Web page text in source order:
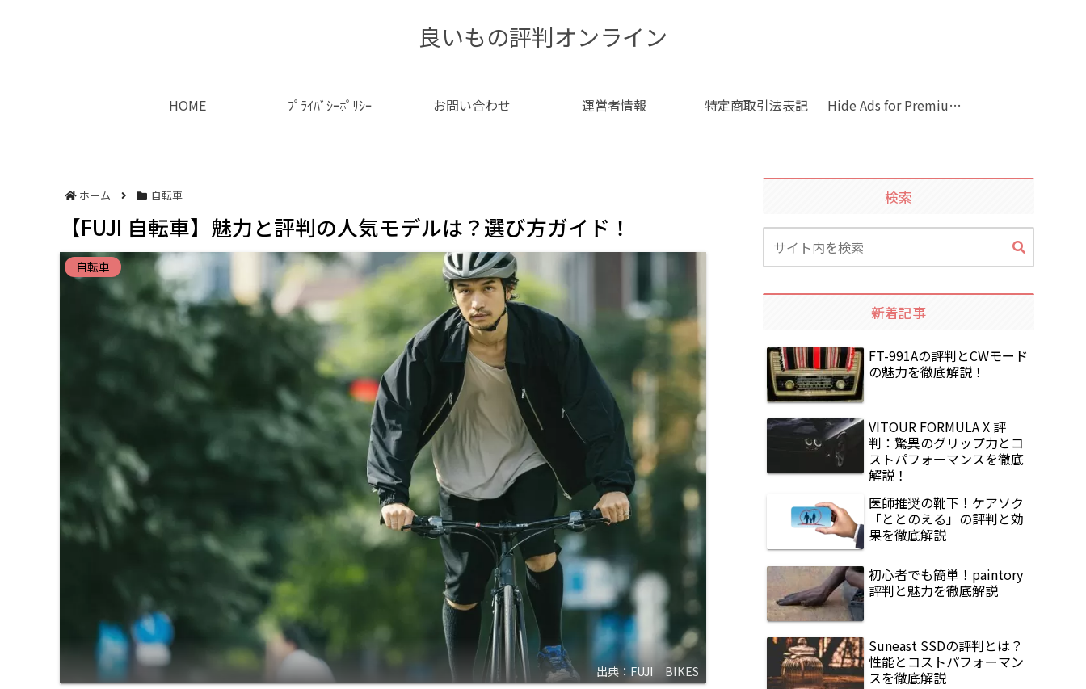
良いもの評判オンライン
HOME ﾌﾟﾗｲﾊﾞｼｰﾎﾟﾘｼｰ お問い合わせ 運営者情報 特定商取引法表記 Hide Ads for Premium Members
ホーム 自転車
【FUJI 自転車】魅力と評判の人気モデルは？選び方ガイド！
自転車
出典：FUJI BIKES
検索
新着記事
FT-991Aの評判とCWモード
の魅力を徹底解説！
VITOUR FORMULA X 評
判：驚異のグリップ力とコ
ストパフォーマンスを徹底
解説！
医師推奨の靴下！ケアソク
「ととのえる」の評判と効
果を徹底解説
初心者でも簡単！paintory
評判と魅力を徹底解説
Suneast SSDの評判とは？
性能とコストパフォーマン
スを徹底解説